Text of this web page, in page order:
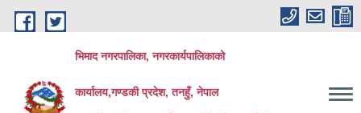
Skip to main content
भिमाद नगरपालिका, नगरकार्यपालिकाको
कार्यालय,गण्डकी प्रदेश, तनहुँ, नेपाल